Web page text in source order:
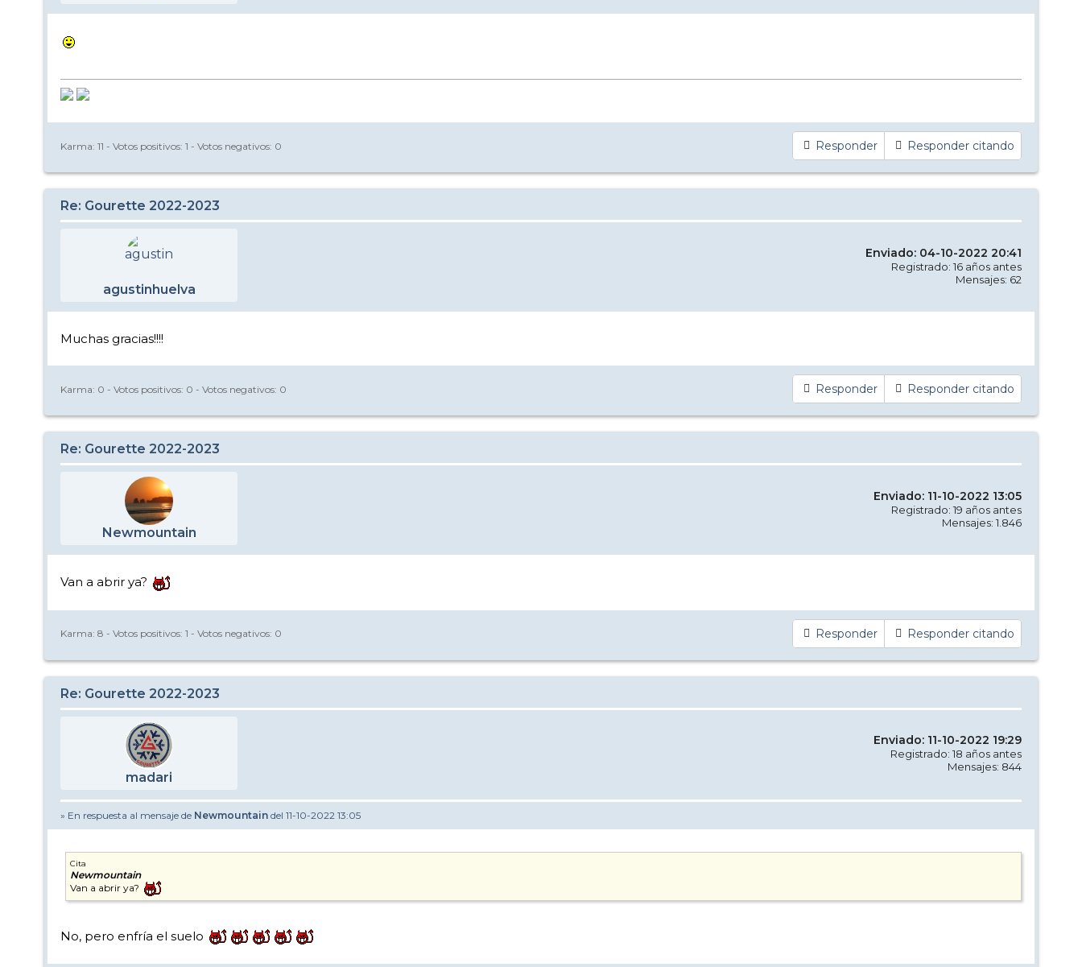
Responder Responder citando
Karma: 11 - Votos positivos: 1 - Votos negativos: 0
Re: Gourette 2022-2023
agustinhuelva
Enviado: 04-10-2022 20:41
Registrado: 16 años antes
Mensajes: 62
Muchas gracias!!!!
Responder Responder citando
Karma: 0 - Votos positivos: 0 - Votos negativos: 0
Re: Gourette 2022-2023
Newmountain
Enviado: 11-10-2022 13:05
Registrado: 19 años antes
Mensajes: 1.846
Van a abrir ya?
Responder Responder citando
Karma: 8 - Votos positivos: 1 - Votos negativos: 0
Re: Gourette 2022-2023
madari
Enviado: 11-10-2022 19:29
Registrado: 18 años antes
Mensajes: 844
» En respuesta al mensaje de Newmountain del 11-10-2022 13:05
Cita
Newmountain
Van a abrir ya?
No, pero enfría el suelo